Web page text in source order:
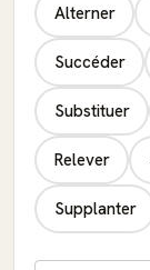
Alterner
Succéder
Substituer
Relever
Supplanter